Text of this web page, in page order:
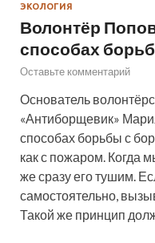
ЭКОЛОГИЯ
Волонтёр
способах
Оставьте комментарий
Основатель
«Антиборщевик»
способах борьбы с
как с пожаром. Когда
же сразу его тушим.
самостоятельно,
Такой же принцип